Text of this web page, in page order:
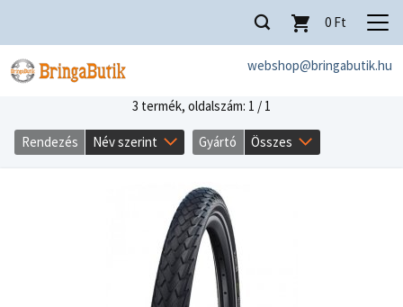
webshop@bringabutik.hu
0 Ft
3 termék, oldalszám: 1 / 1
Rendezés Név szerint Gyártó Összes